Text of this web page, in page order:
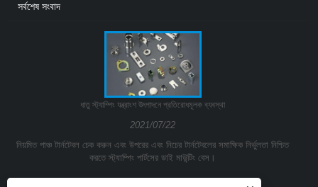
সর্বশেষ সংবাদ
ধাতু স্ট্যাম্পিং যন্ত্রাংশ উৎপাদনে প্রতিরোধমূলক ব্যবস্থা
2021/07/22
নিয়মিত পাঞ্চ টার্নটেবল চেক করুন এবং উপরের এবং নিচের টার্নটেবলের সমাক্ষিক নির্ভুলতা নিশ্চিত
করতে স্ট্যাম্পিং পার্টসের ডাই মাউন্টিং বেস।